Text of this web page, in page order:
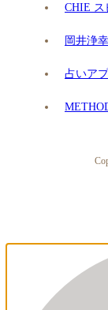
CHIE ス
岡井浄
占いア